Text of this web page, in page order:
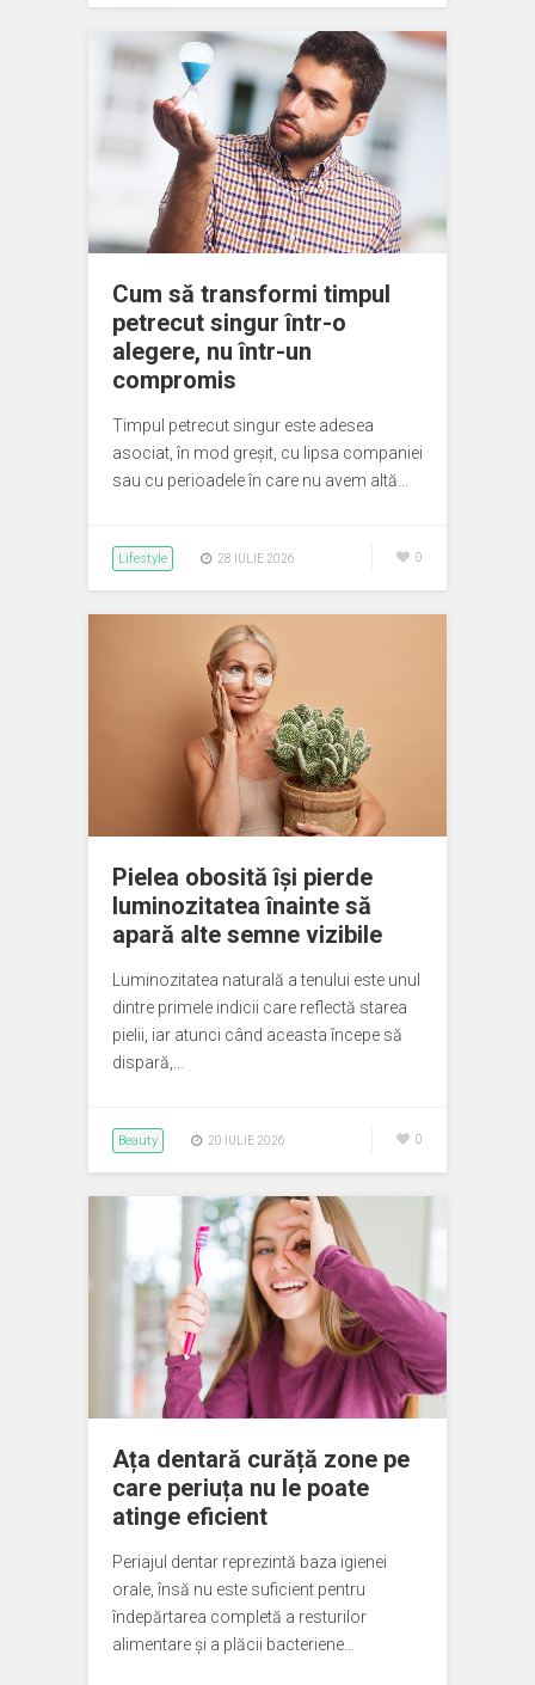
Cum să transformi timpul
petrecut singur într-o
alegere, nu într-un
compromis
Timpul petrecut singur este adesea
asociat, în mod greșit, cu lipsa companiei
sau cu perioadele în care nu avem altă…
Lifestyle 28 IULIE 2026 0
Pielea obosită își pierde
luminozitatea înainte să
apară alte semne vizibile
Luminozitatea naturală a tenului este unul
dintre primele indicii care reflectă starea
pielii, iar atunci când aceasta începe să
dispară,…
Beauty 20 IULIE 2026 0
Ața dentară curăță zone pe
care periuța nu le poate
atinge eficient
Periajul dentar reprezintă baza igienei
orale, însă nu este suficient pentru
îndepărtarea completă a resturilor
alimentare și a plăcii bacteriene…